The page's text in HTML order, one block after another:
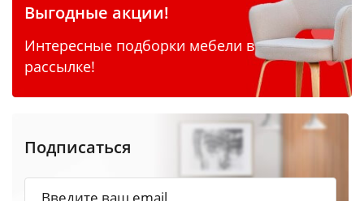
Выгодные акции!
Интересные подборки мебели в
рассылке!
Подписаться